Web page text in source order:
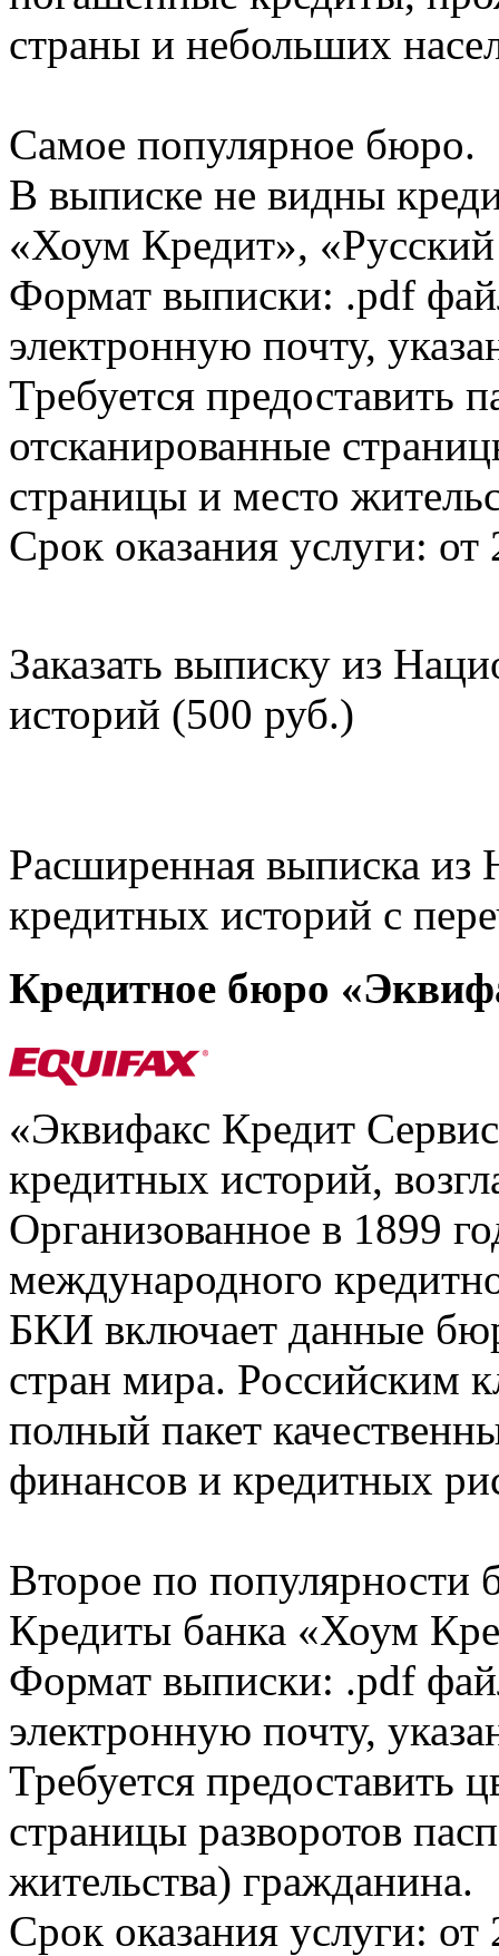
страны и небольших
Самое популярное бюро.
В выписке не видны
«Хоум Кредит»,
Формат выписки: .pdf
электронную почту,
Требуется предоставить
отсканированные
страницы и место
Срок оказания услуги: от
Заказать выписку из
историй (500 руб.)
Расширенная выписка из
кредитных историй с
Кредитное бюро
«Эквифакс Кредит
кредитных историй,
Организованное в 1899
международного
БКИ включает данные
стран мира. Российским
полный пакет
финансов и кредитных
Второе по популярности
Кредиты банка «Хоум
Формат выписки: .pdf
электронную почту,
Требуется предоставить
страницы разворотов
жительства) гражданина.
Срок оказания услуги: от